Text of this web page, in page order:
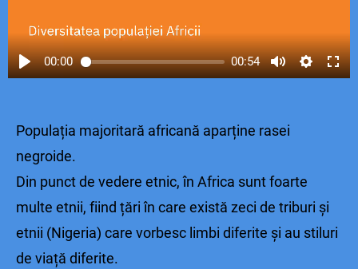
00:00 00:54
Populația majoritară africană aparține rasei
negroide.
Din punct de vedere etnic, în Africa sunt foarte
multe etnii, fiind țări în care există zeci de triburi și
etnii (Nigeria) care vorbesc limbi diferite și au stiluri
de viață diferite.